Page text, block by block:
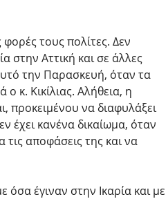
τους πολίτες. Δεν
στην Αττική και σε άλλες
την Παρασκευή, όταν τα
κ. Κικίλιας. Αλήθεια, η
προκειμένου να διαφυλάξει
έχει κανένα δικαίωμα, όταν
τις αποφάσεις της και να
έγιναν στην Ικαρία και με